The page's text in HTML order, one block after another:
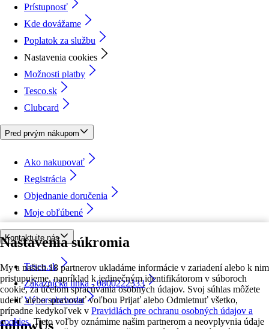
Nastavenia súkromia
My a našich 18 partnerov ukladáme informácie v zariadení alebo k nim
pristupujeme, napríklad k jedinečným identifikátorom v súboroch
cookie, za účelom spracúvania osobných údajov. Svoj súhlas môžete
udeliť alebo spravovať voľbou Prijať alebo Odmietnuť všetko,
prípadne kedykoľvek v Pravidlách pre ochranu osobných údajov a
cookies. Tieto voľby oznámime našim partnerom a neovplyvnia údaje
Prístupnosť
Kde dovážame
Poplatok za službu
Nastavenia cookies
Možnosti platby
Tesco.sk
Clubcard
Pred prvým nákupom
Ako nakupovať
Registrácia
Objednanie doručenia
Moje obľúbené
Kontaktujte nás
Tesco.sk
Zákaznícka linka - 0800222333
Výber obchodu
followUs